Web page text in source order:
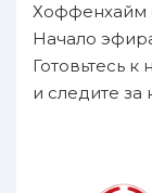
Хоффенхайм
Начало
Готовьтесь
и следите